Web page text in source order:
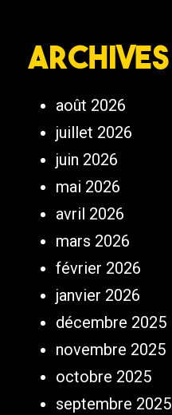
Archives
août 2026
juillet 2026
juin 2026
mai 2026
avril 2026
mars 2026
février 2026
janvier 2026
décembre 2025
novembre 2025
octobre 2025
septembre 2025